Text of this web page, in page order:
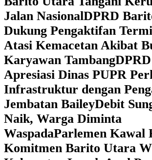
Jalan NasionalDPRD
Dukung Pengaktifan
Atasi Kemacetan Akibat
Karyawan Tambang
Apresiasi Dinas PUPR
Infrastruktur dengan
Jembatan BaileyDebit
Naik, Warga Diminta
WaspadaParlemen Kawal
Komitmen Barito Utara